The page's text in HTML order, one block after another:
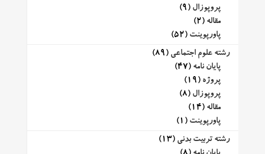
پروپوزال (9)
مقاله (2)
پاورپوینت (52)
رشته علوم اجتماعی (89)
پایان نامه (47)
پروژه (19)
پروپوزال (8)
مقاله (14)
پاورپوینت (1)
رشته تربیت بدنی (13)